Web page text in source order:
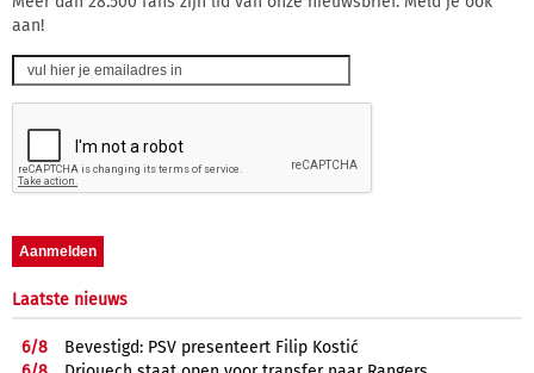
aan!
Laatste nieuws
6/8
Bevestigd: PSV presenteert Filip Kostić